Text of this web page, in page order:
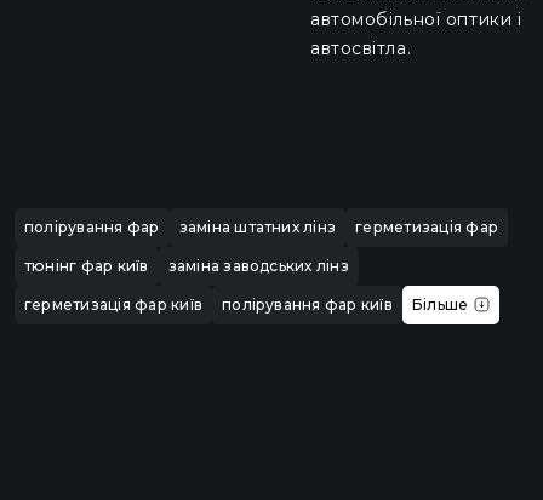
автомобільної оптики і
автосвітла.
полірування фар заміна штатних лінз герметизація фар
тюнінг фар київ заміна заводських лінз
герметизація фар київ полірування фар київ Більше